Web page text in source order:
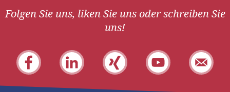
Folgen Sie uns, liken Sie uns oder schreiben Sie
uns!